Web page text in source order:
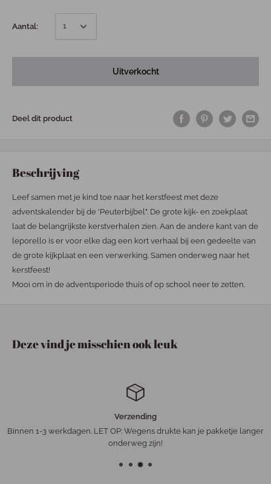
Aantal:
Uitverkocht
Deel dit product
Beschrijving
Leef samen met je kind toe naar het kerstfeest met deze
adventskalender bij de 'Peuterbijbel". De grote kijk- en zoekplaat
laat de belangrijkste kerstverhalen zien. Aan de andere kant van de
leporello is er voor elke dag een kort verhaal bij een gedeelte van
de grote kijkplaat en een verwerking. Samen onderweg naar het
kerstfeest!
Mooi om in de adventsperiode thuis of op school neer te zetten.
Deze vind je misschien ook leuk
Verzending
Binnen 1-3 werkdagen. LET OP: Wegens drukte kan je pakketje langer
onderweg zijn!